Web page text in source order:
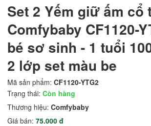
Set 2 Yếm giữ ấm cổ
Comfybaby CF1120-
bé sơ sinh - 1 tuổi
2 lớp set màu be
Mã sản phẩm: CF1120-YTG2
Trạng thái: Còn hàng
Thương hiệu: Comfybaby
Giá bán: 75.000 đ